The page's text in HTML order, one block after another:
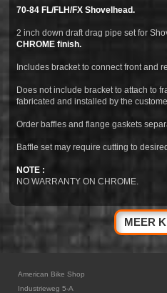
70-84 FL/FLH/FX Shovelhead.
2 inch down draft drag pipe set for
CHROME finish.
Includes bracket to connect front and
Does not include bracket to attach to
fabricated and installed by the
Order baffles and flange gaskets
Baffle set may require cutting to
NOTE :
NO WARRANTY ON CHROME.
MEER
American Bike Shop
Industrieweg 5-A